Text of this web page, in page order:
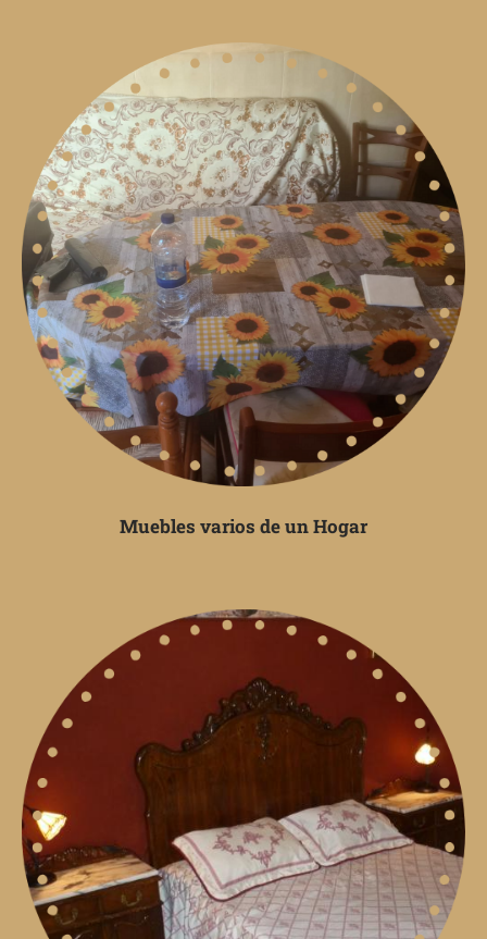
Muebles varios de un Hogar